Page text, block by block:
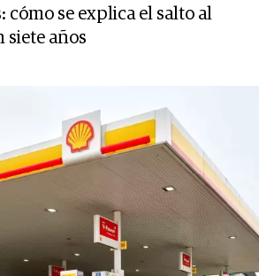
se explica el salto al
siete años